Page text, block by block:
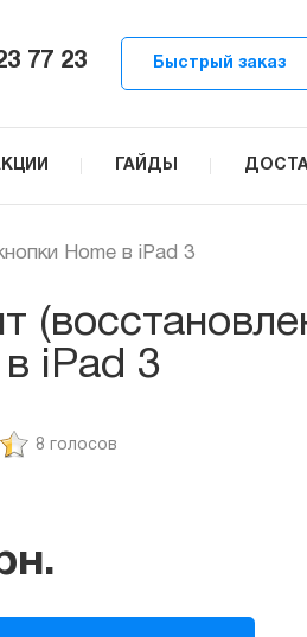
77 23 Быстрый заказ
ГАЙДЫ
Home в iPad 3
iPad 3
8 голосов